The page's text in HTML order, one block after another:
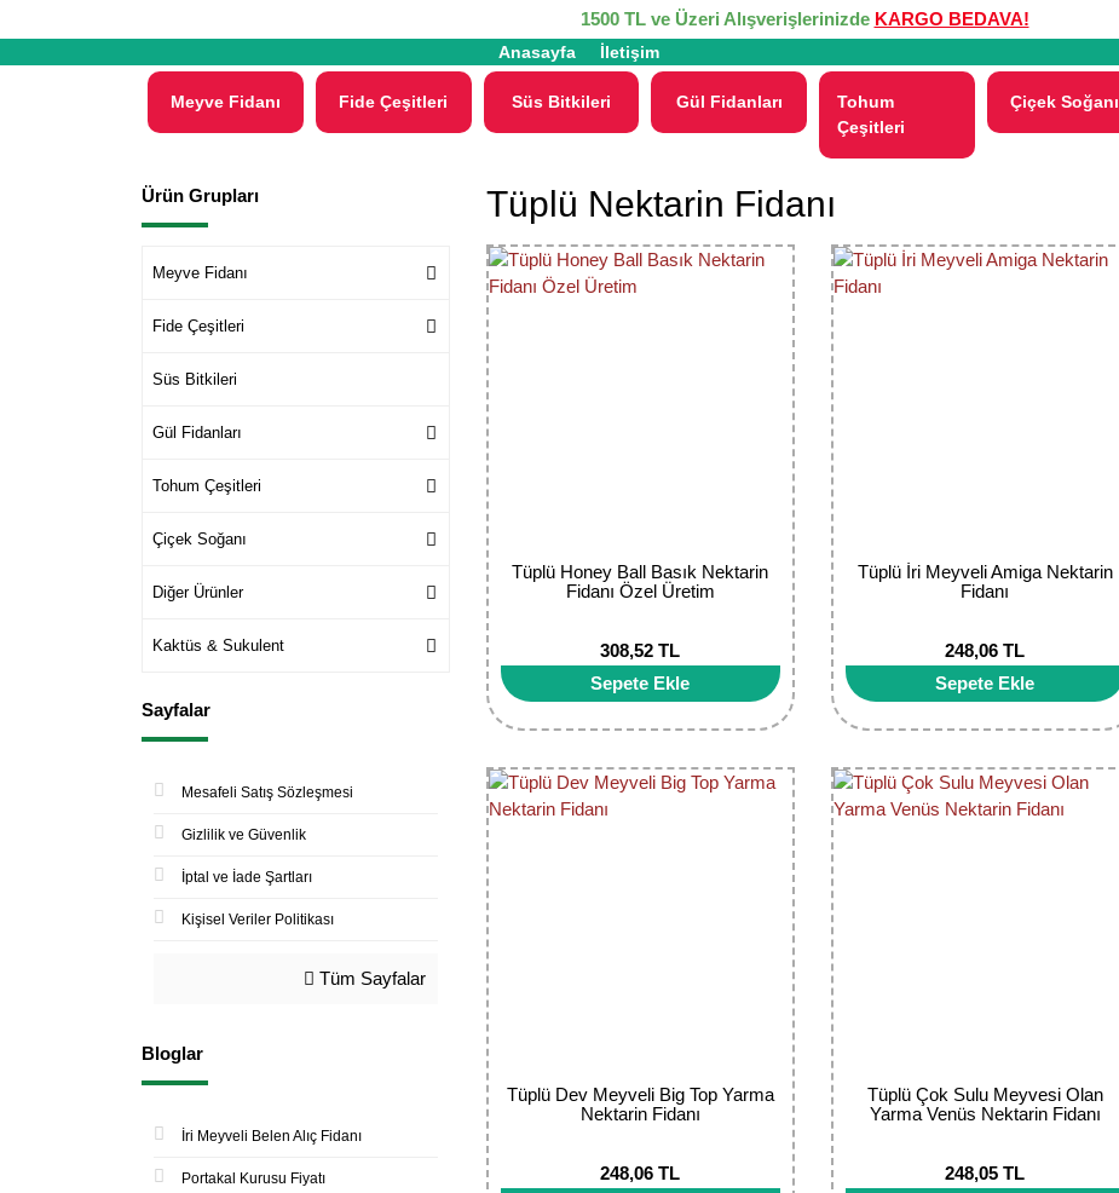
1500 TL ve Üzeri Alışverişlerinizde KARGO BEDAVA!
Anasayfa İletişim
Meyve Fidanı Fide Çeşitleri Süs Bitkileri Gül Fidanları
Tohum
Çeşitleri
Çiçek Soğanı
Ürün Grupları
Meyve Fidanı
Fide Çeşitleri
Süs Bitkileri
Gül Fidanları
Tohum Çeşitleri
Çiçek Soğanı
Diğer Ürünler
Kaktüs & Sukulent
Sayfalar
Mesafeli Satış Sözleşmesi
Gizlilik ve Güvenlik
İptal ve İade Şartları
Kişisel Veriler Politikası
Tüm Sayfalar
Bloglar
İri Meyveli Belen Alıç Fidanı
Portakal Kurusu Fiyatı
Tüplü Nektarin Fidanı
Tüplü Honey Ball Basık Nektarin
Fidanı Özel Üretim
308,52 TL
Sepete Ekle
Tüplü İri Meyveli Amiga Nektarin
Fidanı
248,06 TL
Sepete Ekle
Tüplü Dev Meyveli Big Top Yarma
Nektarin Fidanı
248,06 TL
Tüplü Çok Sulu Meyvesi Olan
Yarma Venüs Nektarin Fidanı
248,05 TL